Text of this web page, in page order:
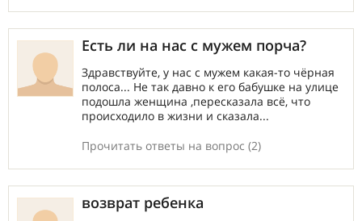
Есть ли на нас с мужем порча?
Здравствуйте, у нас с мужем какая-то чёрная
полоса... Не так давно к его бабушке на улице
подошла женщина ,пересказала всё, что
происходило в жизни и сказала...
Прочитать ответы на вопрос (2)
возврат ребенка